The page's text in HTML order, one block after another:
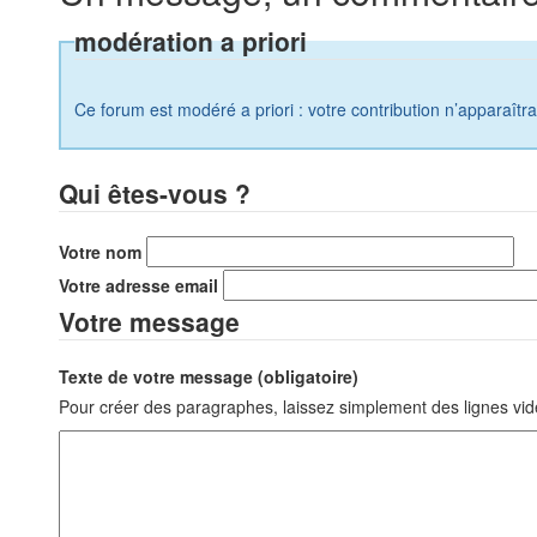
modération a priori
Ce forum est modéré a priori : votre contribution
Qui êtes-vous ?
Votre nom
Votre adresse email
Votre message
Texte de votre message (obligatoire)
Pour créer des paragraphes, laissez simplement des lignes